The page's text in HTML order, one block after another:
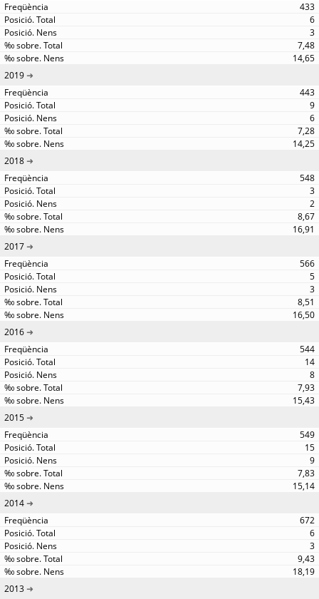
433
6
3
7,48
14,65
2019
443
9
6
7,28
14,25
2018
548
3
2
8,67
16,91
2017
566
5
3
8,51
16,50
2016
544
14
8
7,93
15,43
2015
549
15
9
7,83
15,14
2014
672
6
3
9,43
18,19
2013